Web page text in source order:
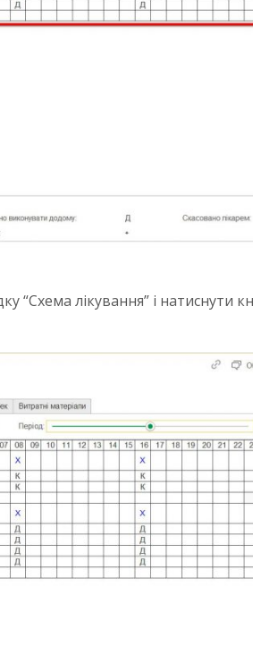
“Схема лікування” і натиснути